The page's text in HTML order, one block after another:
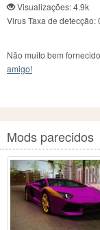
Visualizações: 4.9k
Virus Taxa de detecção:
Não muito bem
amigo!
Mods parecidos